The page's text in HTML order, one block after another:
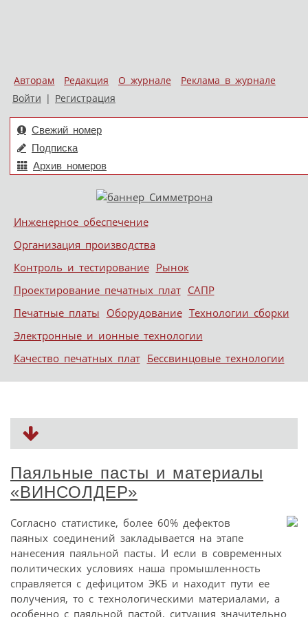
Авторам Редакция О журнале
Реклама в журнале
Войти | Регистрация
Свежий номер
Подписка
Архив номеров
Меню
Skip to content
Инженерное обеспечение
Организация производства
Контроль и тестирование Рынок
Проектирование печатных плат САПР
Печатные платы Оборудование Технологии сборки
Электронные и ионные технологии
Качество печатных плат Бессвинцовые технологии
Паяльные пасты и материалы
«ВИНСОЛДЕР»
Согласно статистике, более 60% дефектов
паяных соединений закладывается на этапе
нанесения паяльной пасты. И если в современных
политических условиях наша промышленность
справляется с дефицитом ЭКБ и находит пути ее
получения, то с технологическими материалами, а
особенно с паяльной пастой, ситуация значительно